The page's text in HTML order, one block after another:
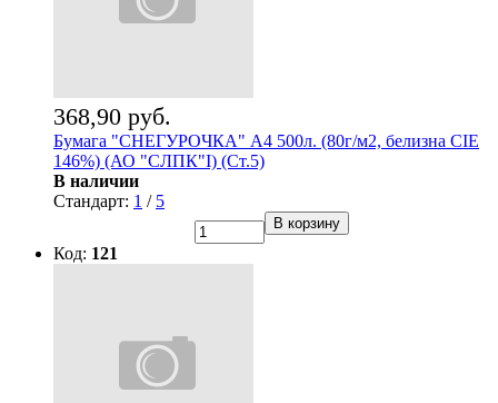
368,90 руб.
Бумага "СНЕГУРОЧКА" А4 500л. (80г/м2, белизна CIE
146%) (АО "СЛПК"I) (Ст.5)
В наличии
Стандарт: 1 / 5
В корзину
Код: 121